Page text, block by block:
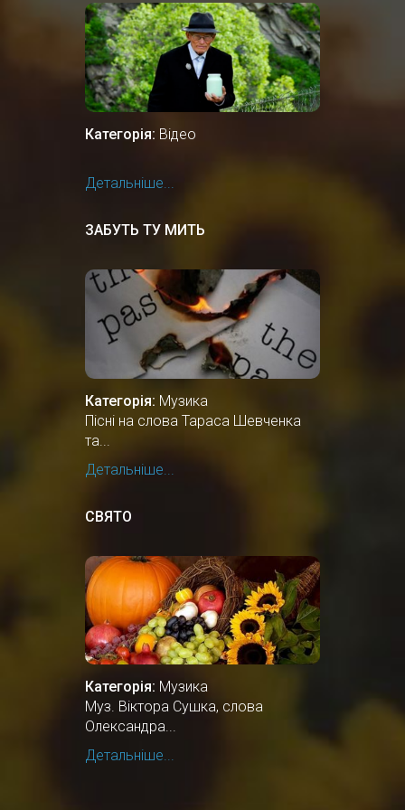
Категорія: Відео
Детальніше...
ЗАБУТЬ ТУ МИТЬ
Категорія: Музика
Пісні на слова Тараса Шевченка
та...
Детальніше...
СВЯТО
Категорія: Музика
Муз. Віктора Сушка, слова
Олександра...
Детальніше...